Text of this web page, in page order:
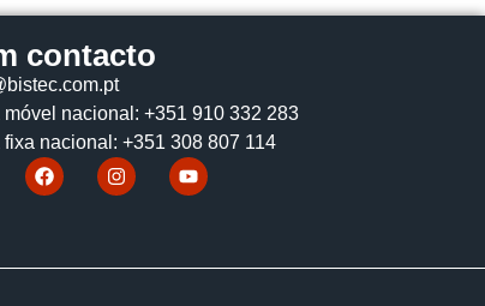
contacto
nacional: +351 910 332 283
nacional: +351 308 807 114